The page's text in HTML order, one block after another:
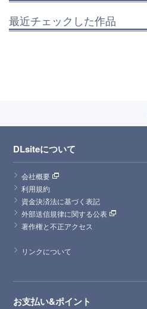
最近チェックした作品
DLsiteについて
会社概要
利用規約
資金決済法に基づく表記
外部送信規律に関する公表
著作権と不正アクセス
リンクについて
お支払い&ポイント